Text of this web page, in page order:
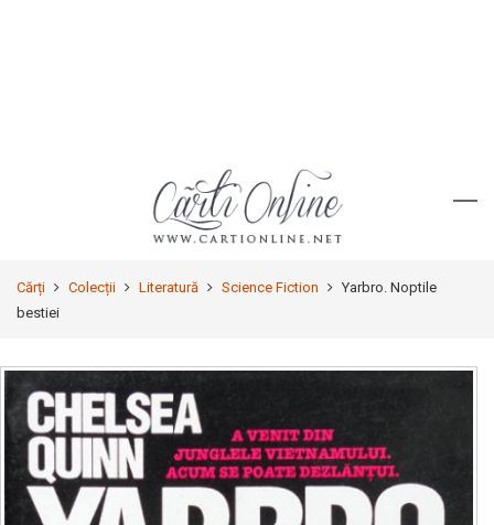
Cărți Colecții Literatură Science Fiction
Yarbro. Noptile
bestiei